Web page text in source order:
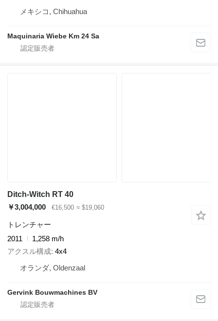
メキシコ, Chihuahua
Maquinaria Wiebe Km 24 Sa
Ditch-Witch RT 40
￥3,004,000
€16,500 ≈ $19,060
トレンチャー
2011
1,258 m/h
アクスル構成 4x4
オランダ, Oldenzaal
Gervink Bouwmachines BV